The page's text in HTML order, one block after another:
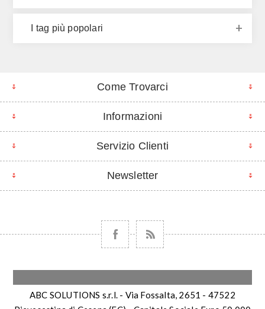
I tag più popolari
Come Trovarci
Informazioni
Servizio Clienti
Newsletter
ABC SOLUTIONS s.r.l. - Via Fossalta, 2651 - 47522